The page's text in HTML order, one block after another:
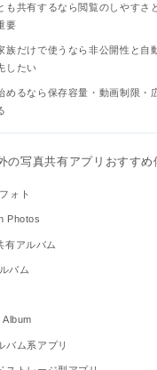
も共有するなら閲覧のしやすさ
要
族だけで使うなら非公開性と自
したい
めるなら保存容量・動画制限・
の写真共有アプリおすすめ
ォト
Photos
有アルバム
バム
バム系アプリ